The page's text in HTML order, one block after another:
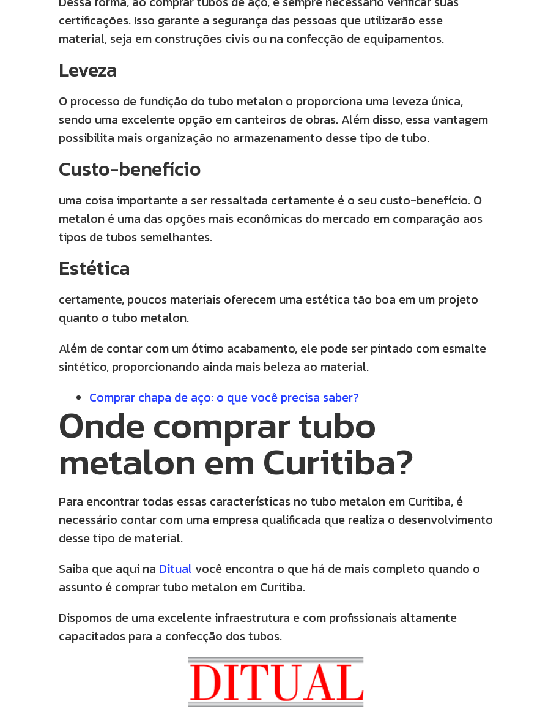
certificações. Isso garante a segurança das pessoas que utilizarão esse
material, seja em construções civis ou na confecção de equipamentos.
Leveza
O processo de fundição do tubo metalon o proporciona uma leveza única,
sendo uma excelente opção em canteiros de obras. Além disso, essa vantagem
possibilita mais organização no armazenamento desse tipo de tubo.
Custo-benefício
uma coisa importante a ser ressaltada certamente é o seu custo-benefício. O
metalon é uma das opções mais econômicas do mercado em comparação aos
tipos de tubos semelhantes.
Estética
certamente, poucos materiais oferecem uma estética tão boa em um projeto
quanto o tubo metalon.
Além de contar com um ótimo acabamento, ele pode ser pintado com esmalte
sintético, proporcionando ainda mais beleza ao material.
Comprar chapa de aço: o que você precisa saber?
Onde comprar tubo
metalon em Curitiba?
Para encontrar todas essas características no tubo metalon em Curitiba, é
necessário contar com uma empresa qualificada que realiza o desenvolvimento
desse tipo de material.
Saiba que aqui na Ditual você encontra o que há de mais completo quando o
assunto é comprar tubo metalon em Curitiba.
Dispomos de uma excelente infraestrutura e com profissionais altamente
capacitados para a confecção dos tubos.